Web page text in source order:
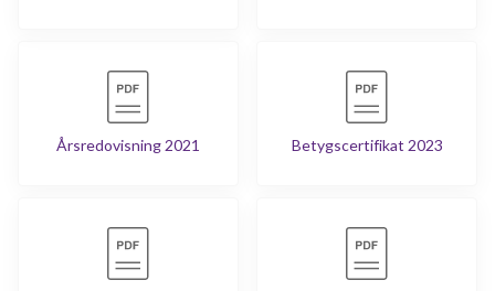
Årsredovisning 2021 Betygscertifikat 2023